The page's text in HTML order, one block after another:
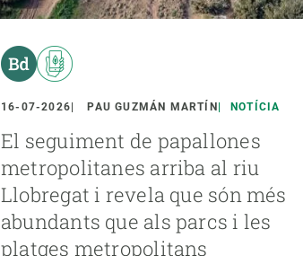
16-07-2026 PAU GUZMÁN MARTÍN NOTÍCIA
El seguiment de papallones
metropolitanes arriba al riu
Llobregat i revela que són més
abundants que als parcs i les
platges metropolitans